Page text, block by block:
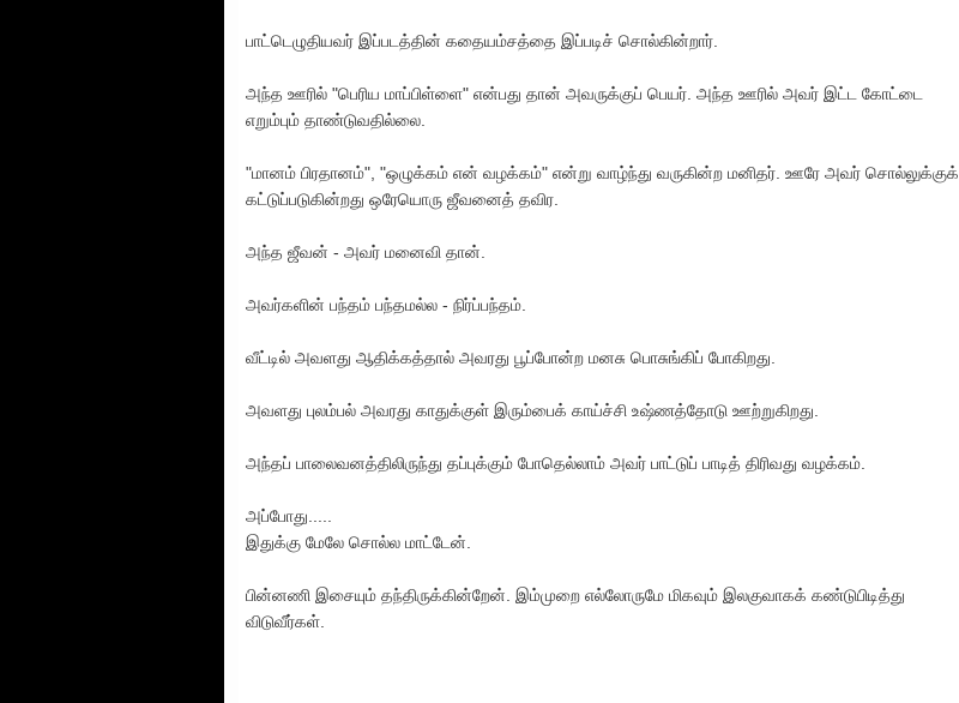
பாட்டெழுதியவர் இப்படத்தின் கதையம்சத்தை இப்படிச் சொல்கின்றார்.
அந்த ஊரில் "பெரிய மாப்பிள்ளை" என்பது தான் அவருக்குப் பெயர். அந்த ஊரில் அவர் இட்ட கோட்டை
எறும்பும் தாண்டுவதில்லை.
"மானம் பிரதானம்", "ஒழுக்கம் என் வழக்கம்" என்று வாழ்ந்து வருகின்ற மனிதர். ஊரே அவர் சொல்லுக்குக்
கட்டுப்படுகின்றது ஒரேயொரு ஜீவனைத் தவிர.
அந்த ஜீவன் - அவர் மனைவி தான்.
அவர்களின் பந்தம் பந்தமல்ல - நிர்ப்பந்தம்.
வீட்டில் அவளது ஆதிக்கத்தால் அவரது பூப்போன்ற மனசு பொசுங்கிப் போகிறது.
அவளது புலம்பல் அவரது காதுக்குள் இரும்பைக் காய்ச்சி உஷ்ணத்தோடு ஊற்றுகிறது.
அந்தப் பாலைவனத்திலிருந்து தப்புக்கும் போதெல்லாம் அவர் பாட்டுப் பாடித் திரிவது வழக்கம்.
அப்போது.....
இதுக்கு மேலே சொல்ல மாட்டேன்.
பின்னணி இசையும் தந்திருக்கின்றேன். இம்முறை எல்லோருமே மிகவும் இலகுவாகக் கண்டுபிடித்து
விடுவீர்கள்.